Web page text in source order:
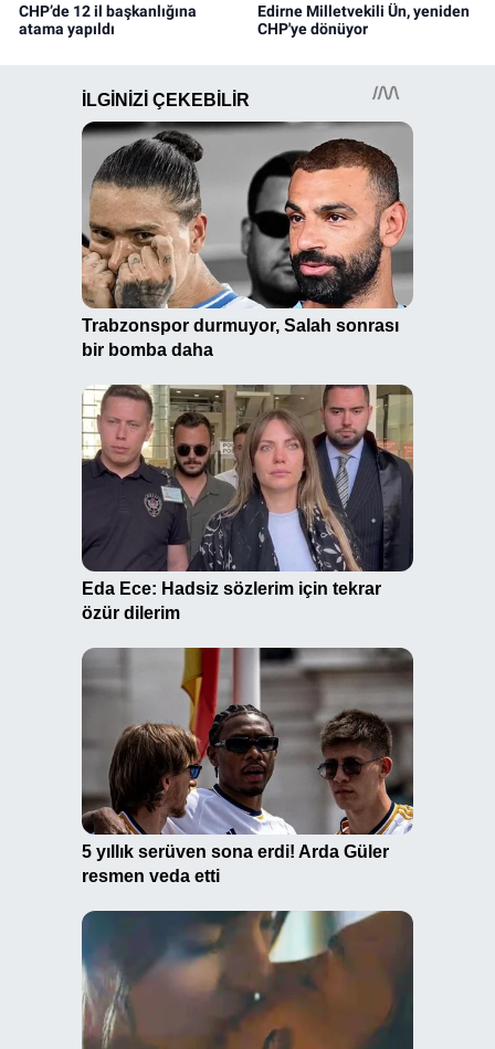
CHP’de 12 il başkanlığına
atama yapıldı
Edirne Milletvekili Ün, yeniden
CHP'ye dönüyor